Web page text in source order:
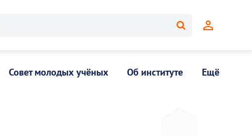
Совет молодых учёных Об институте Ещё